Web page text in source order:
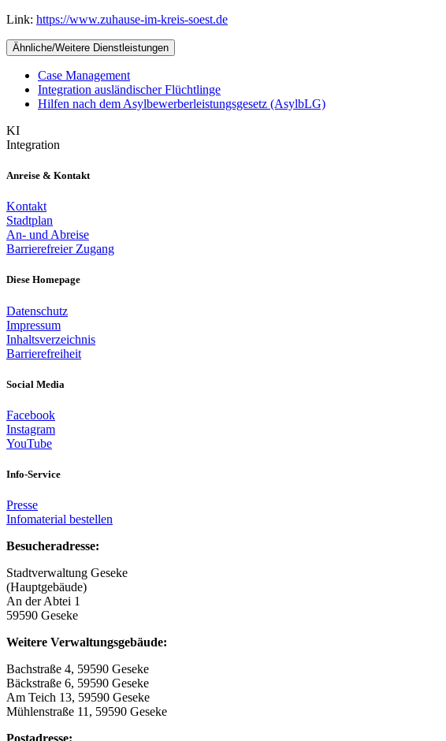
Link: https://www.zuhause-im-kreis-soest.de
Ähnliche/Weitere Dienstleistungen
Case Management
Integration ausländischer Flüchtlinge
Hilfen nach dem Asylbewerberleistungsgesetz (AsylbLG)
KI
Integration
Anreise & Kontakt
Kontakt
Stadtplan
An- und Abreise
Barrierefreier Zugang
Diese Homepage
Datenschutz
Impressum
Inhaltsverzeichnis
Barrierefreiheit
Social Media
Facebook
Instagram
YouTube
Info-Service
Presse
Infomaterial bestellen
Besucheradresse:
Stadtverwaltung Geseke
(Hauptgebäude)
An der Abtei 1
59590 Geseke
Weitere Verwaltungsgebäude:
Bachstraße 4, 59590 Geseke
Bäckstraße 6, 59590 Geseke
Am Teich 13, 59590 Geseke
Mühlenstraße 11, 59590 Geseke